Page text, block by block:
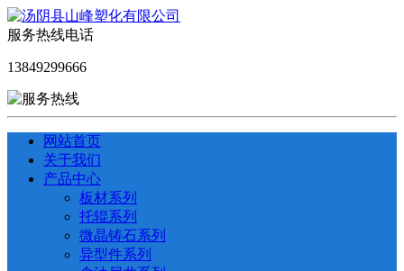
服务热线电话
13849299666
网站首页
关于我们
产品中心
板材系列
托辊系列
微晶铸石系列
异型件系列